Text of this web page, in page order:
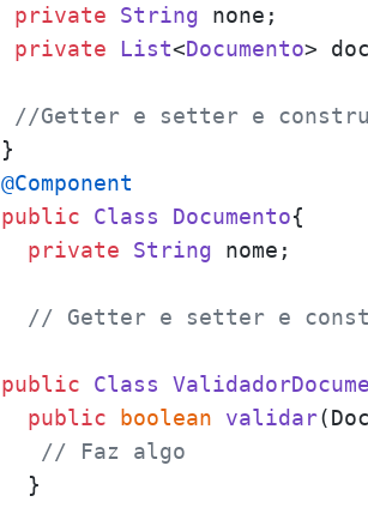
private
String none;
private
List<Documento>
//Getter e setter e
@Component
public
Class Documento{
private
String nome;
// Getter e setter e
public Class
public
boolean validar(
// Faz algo
  }